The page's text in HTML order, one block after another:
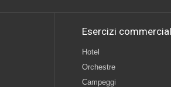
Esercizi
Hotel
Orchestre
Campeggi